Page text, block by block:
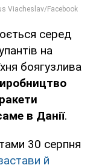
серед
на
боягузлива
в Данії.
30 серпня
й